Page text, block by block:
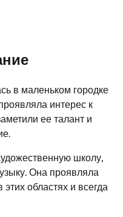
в маленьком городке
интерес к
ее талант и
школу,
Она проявляла
областях и всегда